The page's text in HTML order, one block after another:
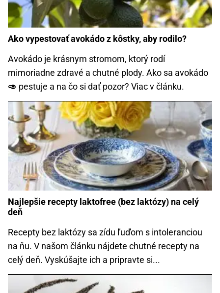
Ako vypestovať avokádo z kôstky, aby rodilo?
Avokádo je krásnym stromom, ktorý rodí
mimoriadne zdravé a chutné plody. Ako sa avokádo
🥑 pestuje a na čo si dať pozor? Viac v článku.
Najlepšie recepty laktofree (bez laktózy) na celý
deň
Recepty bez laktózy sa zídu ľuďom s intoleranciou
na ňu. V našom článku nájdete chutné recepty na
celý deň. Vyskúšajte ich a pripravte si...